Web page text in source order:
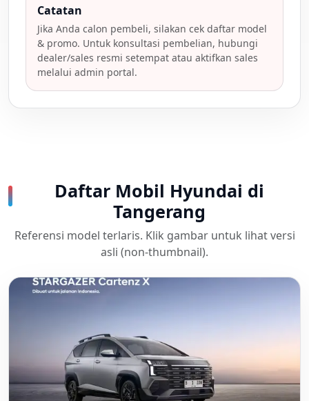
Catatan
Jika Anda calon pembeli, silakan cek daftar model
& promo. Untuk konsultasi pembelian, hubungi
dealer/sales resmi setempat atau aktifkan sales
melalui admin portal.
Daftar Mobil Hyundai di
Tangerang
Referensi model terlaris. Klik gambar untuk lihat versi
asli (non-thumbnail).